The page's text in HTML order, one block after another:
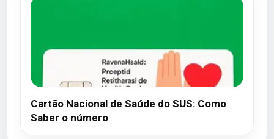
Cartão Nacional de Saúde do SUS: Como
Saber o número